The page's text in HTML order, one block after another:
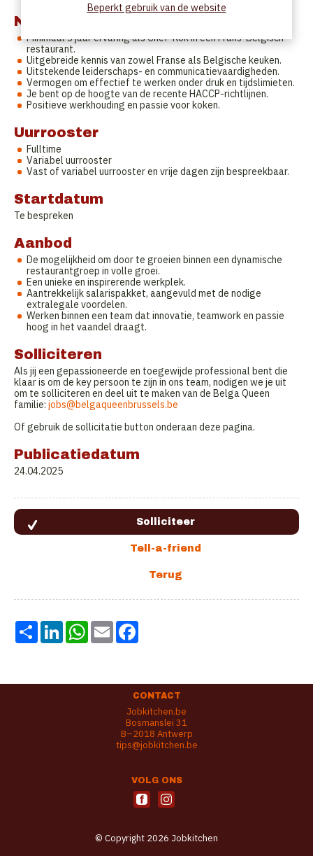
Naar wie zijn we op zoek?
Minimaal 3 jaar ervaring als Chef-Kok in een Frans-Belgisch
restaurant.
Uitgebreide kennis van zowel Franse als Belgische keuken.
Uitstekende leiderschaps- en communicatievaardigheden.
Vermogen om effectief te werken onder druk en tijdslimieten.
Je bent op de hoogte van de recente HACCP-richtlijnen.
Positieve werkhouding en passie voor koken.
Uurrooster
Fulltime
Variabel uurrooster
Vast of variabel uurrooster en vrije dagen zijn bespreekbaar.
Startdatum
Te bespreken
Aanbod
De mogelijkheid om door te groeien binnen een dynamische
restaurantgroep in volle groei.
Een unieke en inspirerende werkplek.
Aantrekkelijk salarispakket, aangevuld met de nodige
extralegale voordelen.
Werken binnen een team dat innovatie, teamwork en passie
hoog in het vaandel draagt.
Solliciteren
Als jij een gepassioneerde en toegewijde professional bent die
klaar is om de key persoon te zijn in ons team, nodigen we je uit
om te solliciteren en deel uit te maken van de Belga Queen
familie: jobs@belgaqueenbrussels.be
Of gebruik de sollicitatie button onderaan deze pagina.
Publicatiedatum
24.04.2025
Share LinkedInWhatsApp
Email
CONTACT
Jobkitchen.be
Bosmanslei 31
B–2018 Antwerp
tips@jobkitchen.be
VOLG ONS
© Copyright 2026 Jobkitchen
Beperkt gebruik van de website